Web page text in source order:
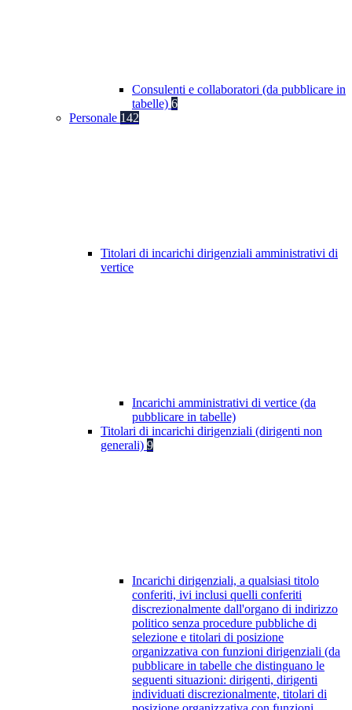
Consulenti e collaboratori (da pubblicare in
tabelle) 6
Personale 142
Titolari di incarichi dirigenziali amministrativi di
vertice
Incarichi amministrativi di vertice (da
pubblicare in tabelle)
Titolari di incarichi dirigenziali (dirigenti non
generali) 9
Incarichi dirigenziali, a qualsiasi titolo
conferiti, ivi inclusi quelli conferiti
discrezionalmente dall'organo di indirizzo
politico senza procedure pubbliche di
selezione e titolari di posizione
organizzativa con funzioni dirigenziali (da
pubblicare in tabelle che distinguano le
seguenti situazioni: dirigenti, dirigenti
individuati discrezionalmente, titolari di